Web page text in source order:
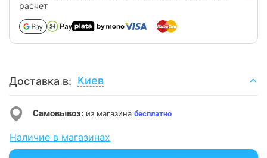
расчет
Доставка в: Киев
Самовывоз: из магазина бесплатно
Наличие в магазинах